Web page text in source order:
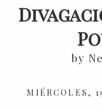
by
MIÉRCOLES,